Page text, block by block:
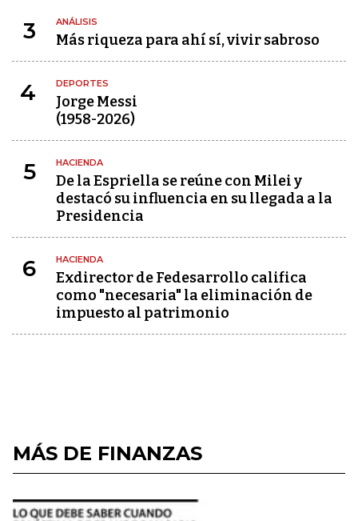
3 ANÁLISIS
Más riqueza para ahí sí, vivir sabroso
4 DEPORTES
Jorge Messi
(1958-2026)
5 HACIENDA
De la Espriella se reúne con Milei y
destacó su influencia en su llegada a la
Presidencia
6 HACIENDA
Exdirector de Fedesarrollo califica
como "necesaria" la eliminación de
impuesto al patrimonio
MÁS DE FINANZAS